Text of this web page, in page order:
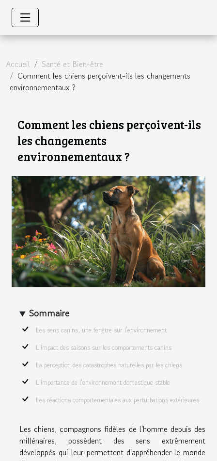
Accueil
Santé et Bien-être
Comment les chiens perçoivent-ils les changements
environnementaux ?
Comment les chiens perçoivent-ils
les changements
environnementaux ?
Sommaire
Les sens canins, une fenêtre sur l'environnement
L'impact des saisons sur les comportements canins
La perception des catastrophes naturelles par les chiens
L'importance de l'environnement domestique stable
Les réactions comportementales aux perturbations extérieures
Les chiens, compagnons fidèles de l'homme depuis des
millénaires, possèdent des sens extrêmement
développés qui leur permettent d'appréhender le monde